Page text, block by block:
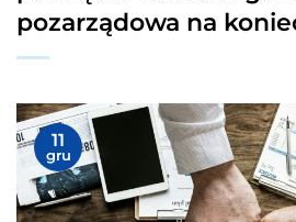
pozarządowa na
11
gru